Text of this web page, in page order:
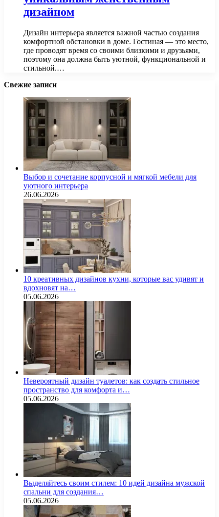
дизайном
Дизайн интерьера является важной частью создания
комфортной обстановки в доме. Гостиная — это место,
где проводят время со своими близкими и друзьями,
поэтому она должна быть уютной, функциональной и
стильной.…
Свежие записи
Выбор и сочетание корпусной и мягкой мебели для
уютного интерьера
26.06.2026
10 креативных дизайнов кухни, которые вас удивят и
вдохновят на…
05.06.2026
Невероятный дизайн туалетов: как создать стильное
пространство для комфорта и…
05.06.2026
Выделяйтесь своим стилем: 10 идей дизайна мужской
спальни для создания…
05.06.2026